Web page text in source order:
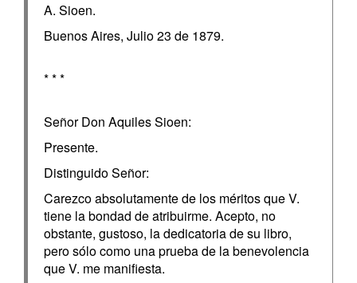
A. Sioen.
Buenos Aires, Julio 23 de 1879.
* * *
Señor Don Aquiles Sioen:
Presente.
Distinguido Señor:
Carezco absolutamente de los méritos que V.
tiene la bondad de atribuirme. Acepto, no
obstante, gustoso, la dedicatoria de su libro,
pero sólo como una prueba de la benevolencia
que V. me manifiesta.